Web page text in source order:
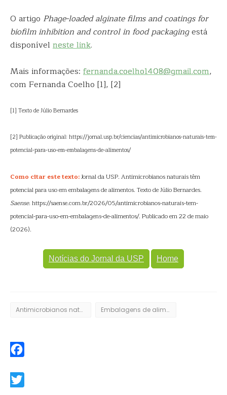
O artigo Phage-loaded alginate films and coatings for
biofilm inhibition and control in food packagingestá
disponível neste link.
Mais informações: fernanda.coelho1408@gmail.com,
com Fernanda Coelho [1], [2]
[1] Texto de Júlio Bernardes
[2] Publicação original: https://jornal.usp.br/ciencias/antimicrobianos-naturais-tem-
potencial-para-uso-em-embalagens-de-alimentos/
Como citar este texto:Jornal da USP. Antimicrobianos naturais têm
potencial para uso em embalagens de alimentos. Texto de Júlio Bernardes.
Saense. https://saense.com.br/2026/05/antimicrobianos-naturais-tem-
potencial-para-uso-em-embalagens-de-alimentos/. Publicado em 22 de maio
(2026).
Notícias do Jornal da USP Home
Antimicrobianos naturais Embalagens de alimentos